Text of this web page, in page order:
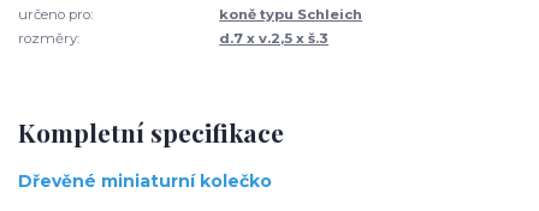
určeno pro:
koně typu Schleich
rozměry:
d.7 x v.2,5 x š.3
Kompletní specifikace
Dřevěné miniaturní kolečko